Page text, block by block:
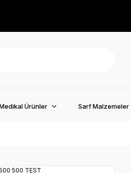
Ürünler Sarf Malzemeler